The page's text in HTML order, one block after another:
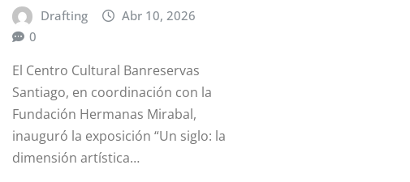
Drafting
Abr 10, 2026
0
El Centro Cultural Banreservas
Santiago, en coordinación con la
Fundación Hermanas Mirabal,
inauguró la exposición “Un siglo: la
dimensión artística…